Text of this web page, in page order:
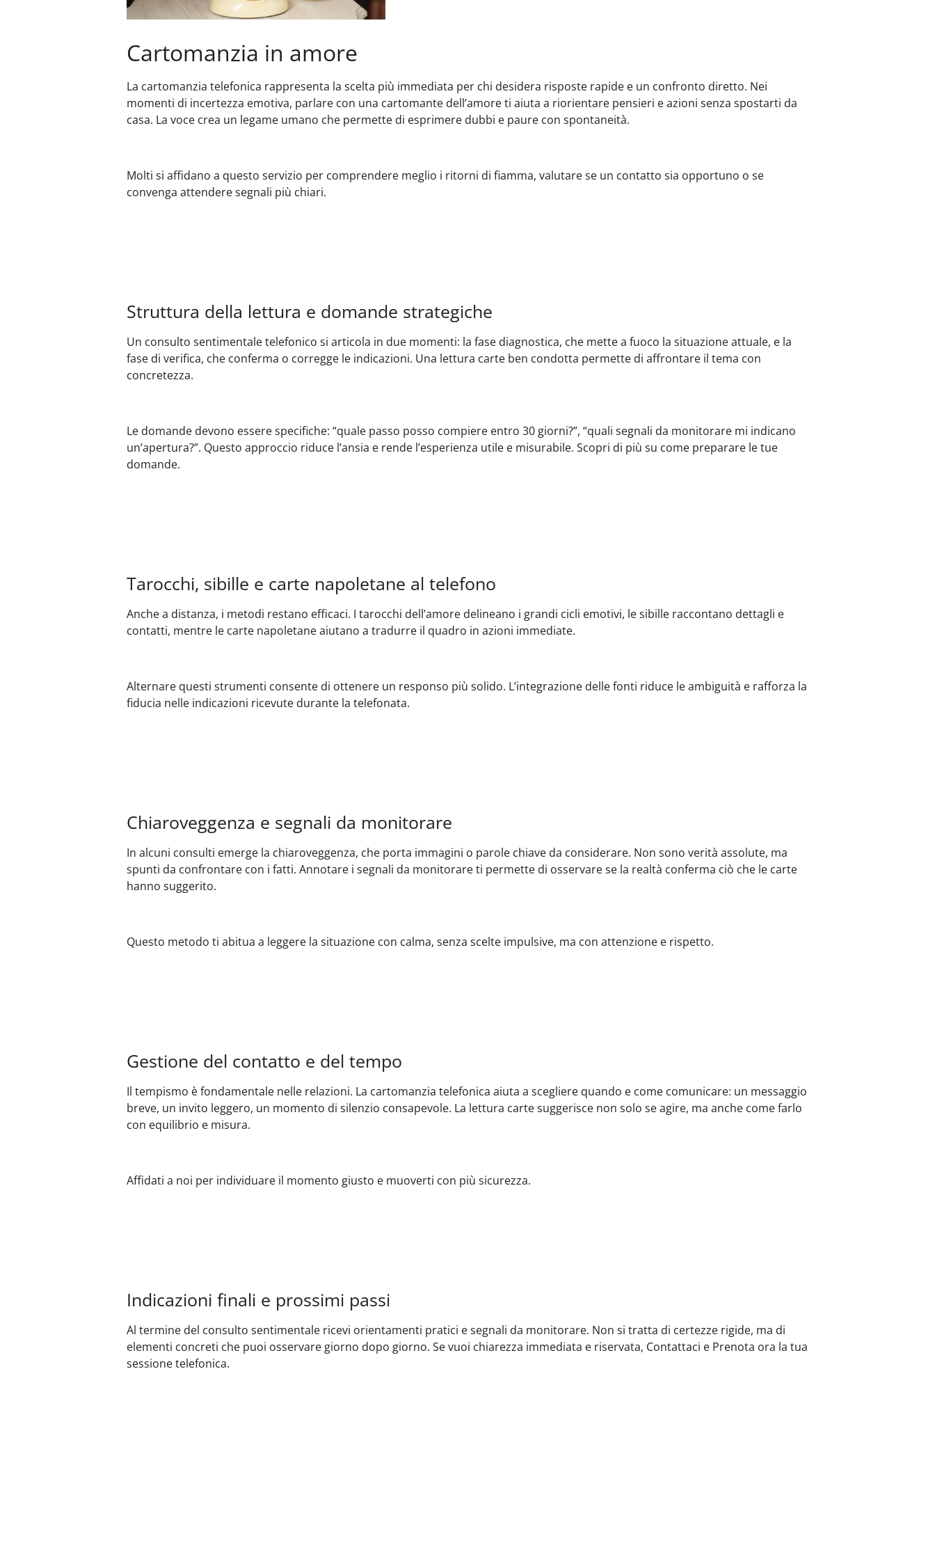
Cartomanzia in amore
La cartomanzia telefonica rappresenta la scelta più immediata per chi desidera risposte rapide e un confronto diretto. Nei
momenti di incertezza emotiva, parlare con una cartomante dell’amore ti aiuta a riorientare pensieri e azioni senza spostarti da
casa. La voce crea un legame umano che permette di esprimere dubbi e paure con spontaneità.
Molti si affidano a questo servizio per comprendere meglio i ritorni di fiamma, valutare se un contatto sia opportuno o se
convenga attendere segnali più chiari.
Struttura della lettura e domande strategiche
Un consulto sentimentale telefonico si articola in due momenti: la fase diagnostica, che mette a fuoco la situazione attuale, e la
fase di verifica, che conferma o corregge le indicazioni. Una lettura carte ben condotta permette di affrontare il tema con
concretezza.
Le domande devono essere specifiche: “quale passo posso compiere entro 30 giorni?”, “quali segnali da monitorare mi indicano
un’apertura?”. Questo approccio riduce l’ansia e rende l’esperienza utile e misurabile. Scopri di più su come preparare le tue
domande.
Tarocchi, sibille e carte napoletane al telefono
Anche a distanza, i metodi restano efficaci. I tarocchi dell’amore delineano i grandi cicli emotivi, le sibille raccontano dettagli e
contatti, mentre le carte napoletane aiutano a tradurre il quadro in azioni immediate.
Alternare questi strumenti consente di ottenere un responso più solido. L’integrazione delle fonti riduce le ambiguità e rafforza la
fiducia nelle indicazioni ricevute durante la telefonata.
Chiaroveggenza e segnali da monitorare
In alcuni consulti emerge la chiaroveggenza, che porta immagini o parole chiave da considerare. Non sono verità assolute, ma
spunti da confrontare con i fatti. Annotare i segnali da monitorare ti permette di osservare se la realtà conferma ciò che le carte
hanno suggerito.
Questo metodo ti abitua a leggere la situazione con calma, senza scelte impulsive, ma con attenzione e rispetto.
Gestione del contatto e del tempo
Il tempismo è fondamentale nelle relazioni. La cartomanzia telefonica aiuta a scegliere quando e come comunicare: un messaggio
breve, un invito leggero, un momento di silenzio consapevole. La lettura carte suggerisce non solo se agire, ma anche come farlo
con equilibrio e misura.
Affidati a noi per individuare il momento giusto e muoverti con più sicurezza.
Indicazioni finali e prossimi passi
Al termine del consulto sentimentale ricevi orientamenti pratici e segnali da monitorare. Non si tratta di certezze rigide, ma di
elementi concreti che puoi osservare giorno dopo giorno. Se vuoi chiarezza immediata e riservata, Contattaci e Prenota ora la tua
sessione telefonica.